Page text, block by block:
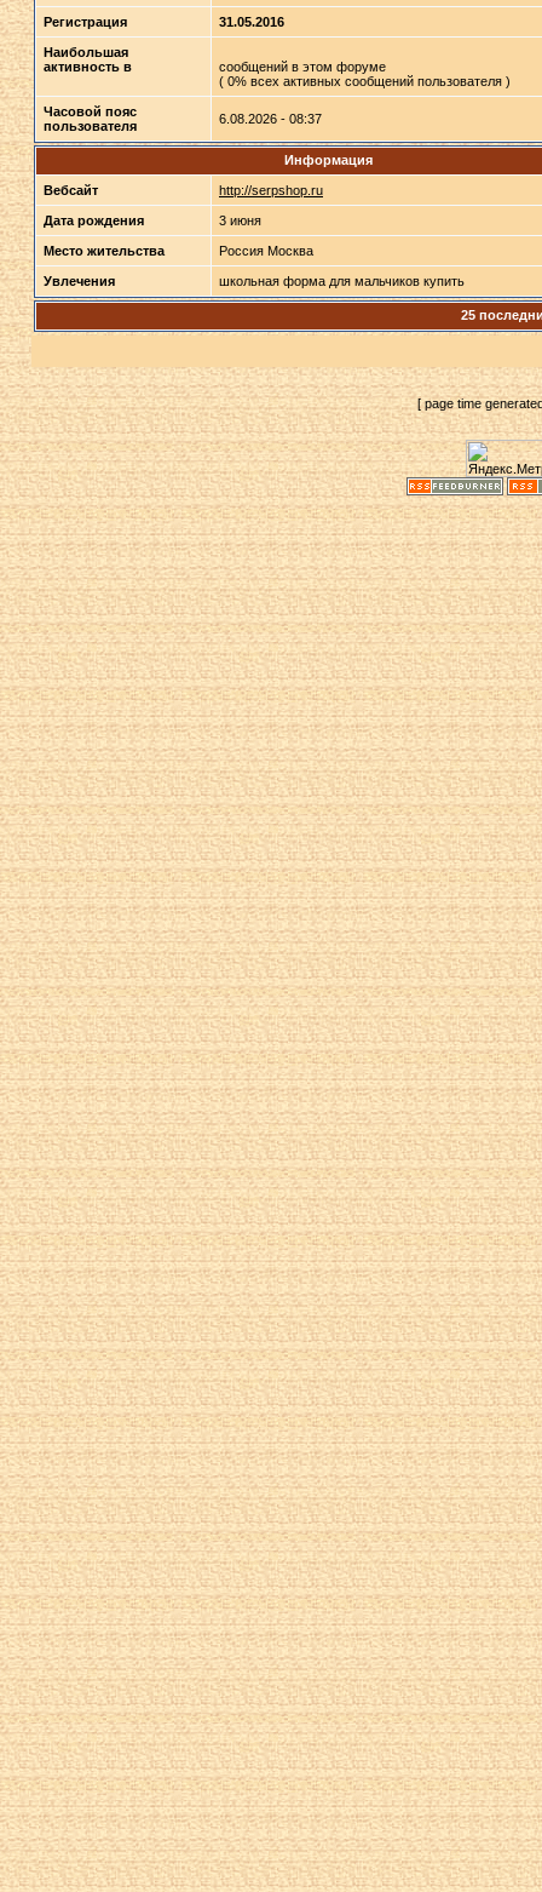
Регистрация 31.05.2016
Наибольшая
активность в
сообщений в этом форуме
( 0% всех активных сообщений пользователя )
Часовой пояс
пользователя
6.08.2026 - 08:37
Информация
Вебсайт http://serpshop.ru
Дата рождения 3 июня
Место жительства Россия Москва
Увлечения школьная форма для мальчиков купить
25
[ page time